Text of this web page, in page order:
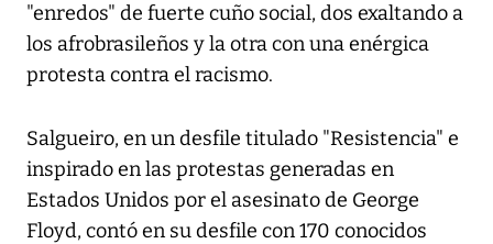
"enredos" de fuerte cuño social, dos exaltando a
los afrobrasileños y la otra con una enérgica
protesta contra el racismo.
Salgueiro, en un desfile titulado "Resistencia" e
inspirado en las protestas generadas en
Estados Unidos por el asesinato de George
Floyd, contó en su desfile con 170 conocidos